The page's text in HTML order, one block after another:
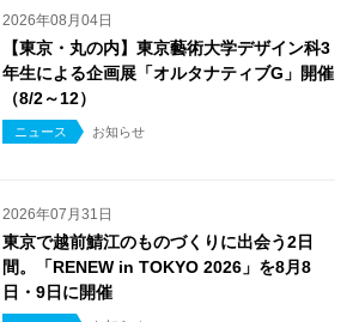
2026年08月04日
【東京・丸の内】東京藝術大学デザイン科3
年生による企画展「オルタナティブG」開催
（8/2～12）
ニュース お知らせ
2026年07月31日
東京で越前鯖江のものづくりに出会う2日
間。「RENEW in TOKYO 2026」を8月8
日・9日に開催